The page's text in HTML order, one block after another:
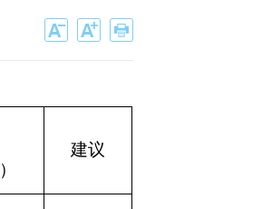
）
建议